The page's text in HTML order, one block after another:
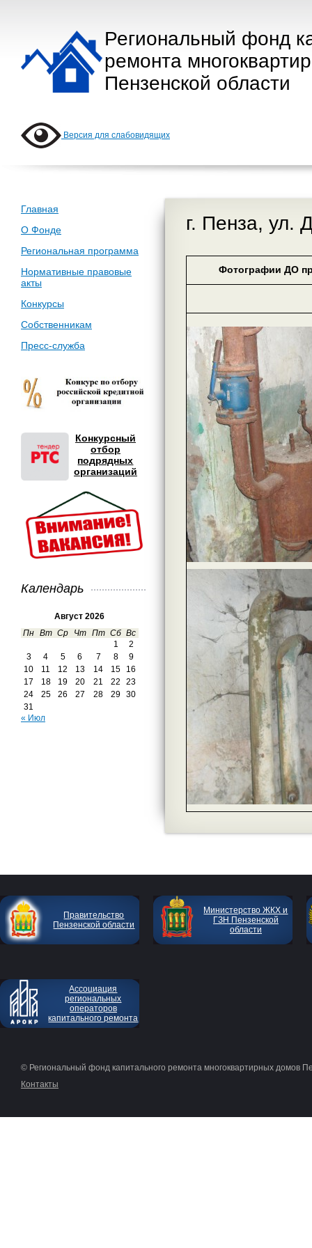
Региональный фонд
ремонта
Пензенской области
Версия для слабовидящих
Главная
О Фонде
Региональная программа
Нормативные правовые
акты
Конкурсы
Собственникам
Пресс-служба
Конкурсный
отбор
подрядных
организаций
Календарь
Август 2026
Пн Вт Ср Чт Пт Сб Вс
1
2
3
4 5 6 7 8
9
10
11 12 13 14 15
16
17
18 19 20 21 22
23
24
25 26 27 28 29
30
31
« Июл
г. Пенза, ул.
Фотографии ДО
Правительство
Пензенской области
Министерство ЖКХ и
ГЗН Пензенской
области
Ассоциация
региональных
операторов
капитального ремонта
© Региональный фонд капитального ремонта многоквартирных домов
Контакты